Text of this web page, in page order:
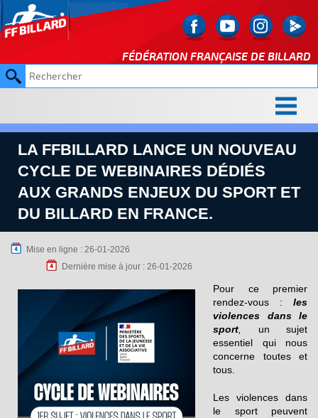
FÉDÉRATION FRANÇAISE DE BILLARD
LA FFBILLARD LANCE UN NOUVEAU
CYCLE DE WEBINAIRES DÉDIÉS
AUX GRANDS ENJEUX DU SPORT ET
DU BILLARD EN FRANCE.
Mise en ligne : 26-01-2026
Dernière mise à jour : 26-01-2026
Pour ce premier
rendez-vous : les
violences dans le
sport
un sujet
essentiel qui nous
concerne toutes et
tous.
Les violences dans
le sport peuvent